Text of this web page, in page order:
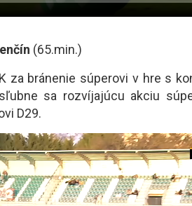
(65.min.)
za bránenie súperovi v hre s
sa rozvíjajúcu akciu
D29.